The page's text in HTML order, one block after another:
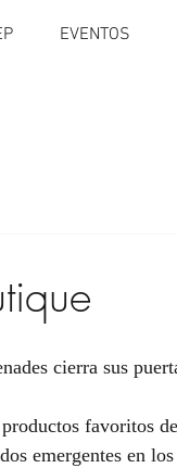
EVENTOS
cierra sus
favoritos
emergentes en